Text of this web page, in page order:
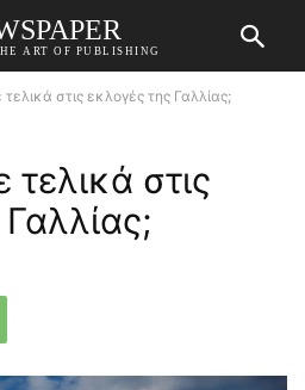
ART OF PUBLISHING
τελικά στις εκλογές της Γαλλίας;
τελικά στις